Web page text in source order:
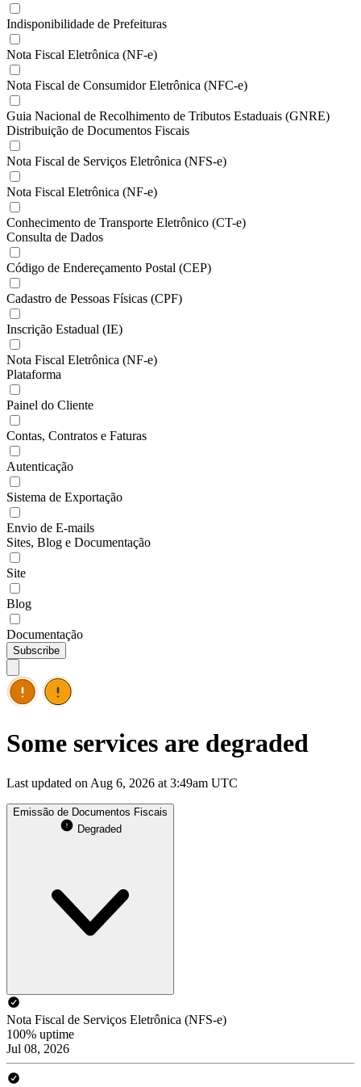
Indisponibilidade de Prefeituras
Nota Fiscal Eletrônica (NF-e)
Nota Fiscal de Consumidor Eletrônica (NFC-e)
Guia Nacional de Recolhimento de Tributos Estaduais (GNRE)
Distribuição de Documentos Fiscais
Nota Fiscal de Serviços Eletrônica (NFS-e)
Nota Fiscal Eletrônica (NF-e)
Conhecimento de Transporte Eletrônico (CT-e)
Consulta de Dados
Código de Endereçamento Postal (CEP)
Cadastro de Pessoas Físicas (CPF)
Inscrição Estadual (IE)
Nota Fiscal Eletrônica (NF-e)
Plataforma
Painel do Cliente
Contas, Contratos e Faturas
Autenticação
Sistema de Exportação
Envio de E-mails
Sites, Blog e Documentação
Site
Blog
Documentação
Subscribe
Some services are degraded
Last updated on Aug 6, 2026 at 3:49am UTC
Emissão de Documentos Fiscais
Degraded
Nota Fiscal de Serviços Eletrônica (NFS-e)
100% uptime
Jul 08, 2026